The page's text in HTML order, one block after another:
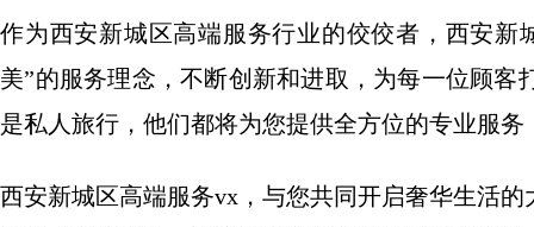
作为西安新城区高端服务行业的佼佼者，西安
美”的服务理念，不断创新和进取，为每一位顾
是私人旅行，他们都将为您提供全方位的专业服
西安新城区高端服务vx，与您共同开启奢华生活